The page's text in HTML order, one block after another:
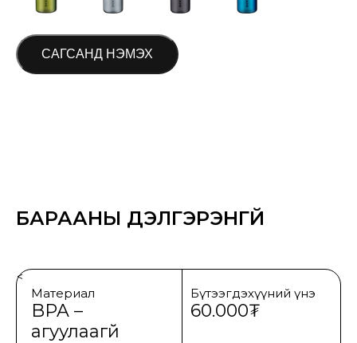
САГСАНД НЭМЭХ
БАРААНЫ ДЭЛГЭРЭНГҮЙ
<
Материал
BPA –
агуулаагүй
Бүтээгдэхүүний үнэ
60.000₮